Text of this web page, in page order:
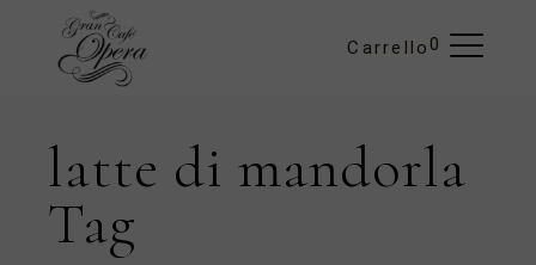
content
Carrello0
latte di mandorla
Tag